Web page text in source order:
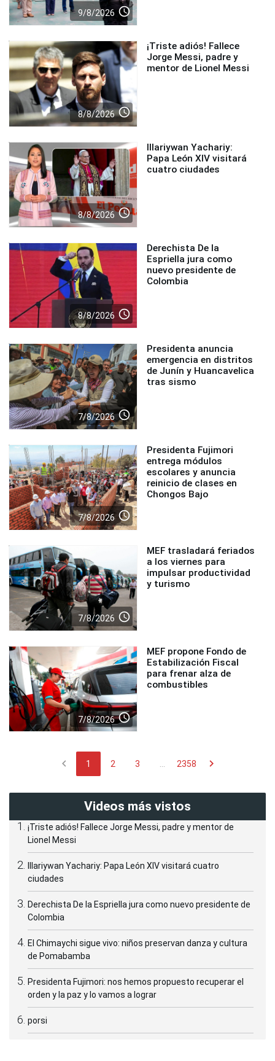
9/8/2026 access_time
8/8/2026 access_time
¡Triste adiós! Fallece
Jorge Messi, padre y
mentor de Lionel Messi
8/8/2026 access_time
Illariywan Yachariy:
Papa León XIV visitará
cuatro ciudades
8/8/2026 access_time
Derechista De la
Espriella jura como
nuevo presidente de
Colombia
7/8/2026 access_time
Presidenta anuncia
emergencia en distritos
de Junín y Huancavelica
tras sismo
7/8/2026 access_time
Presidenta Fujimori
entrega módulos
escolares y anuncia
reinicio de clases en
Chongos Bajo
7/8/2026 access_time
MEF trasladará feriados
a los viernes para
impulsar productividad
y turismo
7/8/2026 access_time
MEF propone Fondo de
Estabilización Fiscal
para frenar alza de
combustibles
chevron_left 1 2 3 ... 2358 chevron_right
Videos más vistos
¡Triste adiós! Fallece Jorge Messi, padre y mentor de
Lionel Messi
Illariywan Yachariy: Papa León XIV visitará cuatro
ciudades
Derechista De la Espriella jura como nuevo presidente de
Colombia
El Chimaychi sigue vivo: niños preservan danza y cultura
de Pomabamba
Presidenta Fujimori: nos hemos propuesto recuperar el
orden y la paz y lo vamos a lograr
porsi